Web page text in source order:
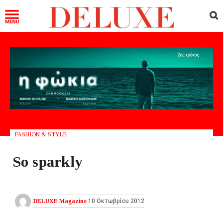
FASHION & STYLE
So sparkly
DELUXE Magazine 10 Οκτωβρίου 2012